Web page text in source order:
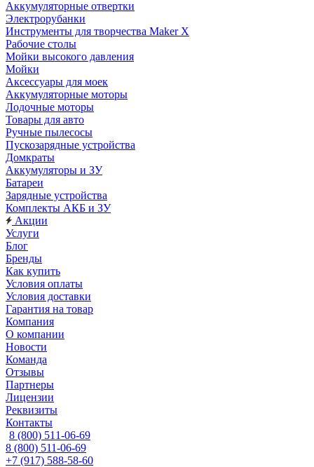
Аккумуляторные отвертки
Электрорубанки
Инструменты для творчества Maker X
Рабочие столы
Мойки высокого давления
Мойки
Аксессуары для моек
Аккумуляторные моторы
Лодочные моторы
Товары для авто
Ручные пылесосы
Пускозарядные устройства
Домкраты
Аккумуляторы и ЗУ
Батареи
Зарядные устройства
Комплекты АКБ и ЗУ
Акции
Услуги
Блог
Бренды
Как купить
Условия оплаты
Условия доставки
Гарантия на товар
Компания
О компании
Новости
Команда
Отзывы
Партнеры
Лицензии
Реквизиты
Контакты
8 (800) 511-06-69
8 (800) 511-06-69
+7 (917) 588-58-60